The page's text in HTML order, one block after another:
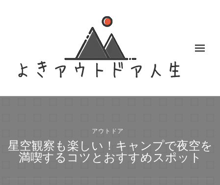
よきアウトドア人生
アクティブなアウトドア女子のブログ
アウトドア
星空観察も楽しい！キャンプで夜空を
満喫するコツとおすすめスポット